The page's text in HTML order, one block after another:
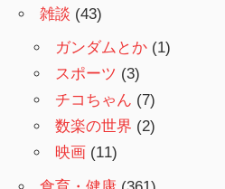
雑談 (43)
ガンダムとか (1)
スポーツ (3)
チコちゃん (7)
数楽の世界 (2)
映画 (11)